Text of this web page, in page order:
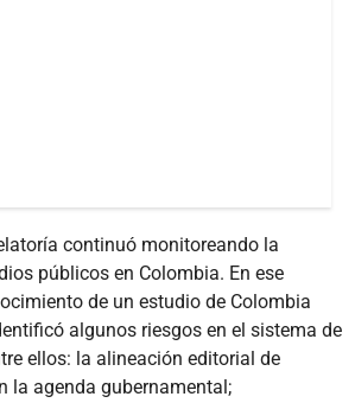
continuó monitoreando la
públicos en Colombia. En ese
de un estudio de Colombia
algunos riesgos en el sistema de
ellos: la alineación editorial de
la agenda gubernamental;